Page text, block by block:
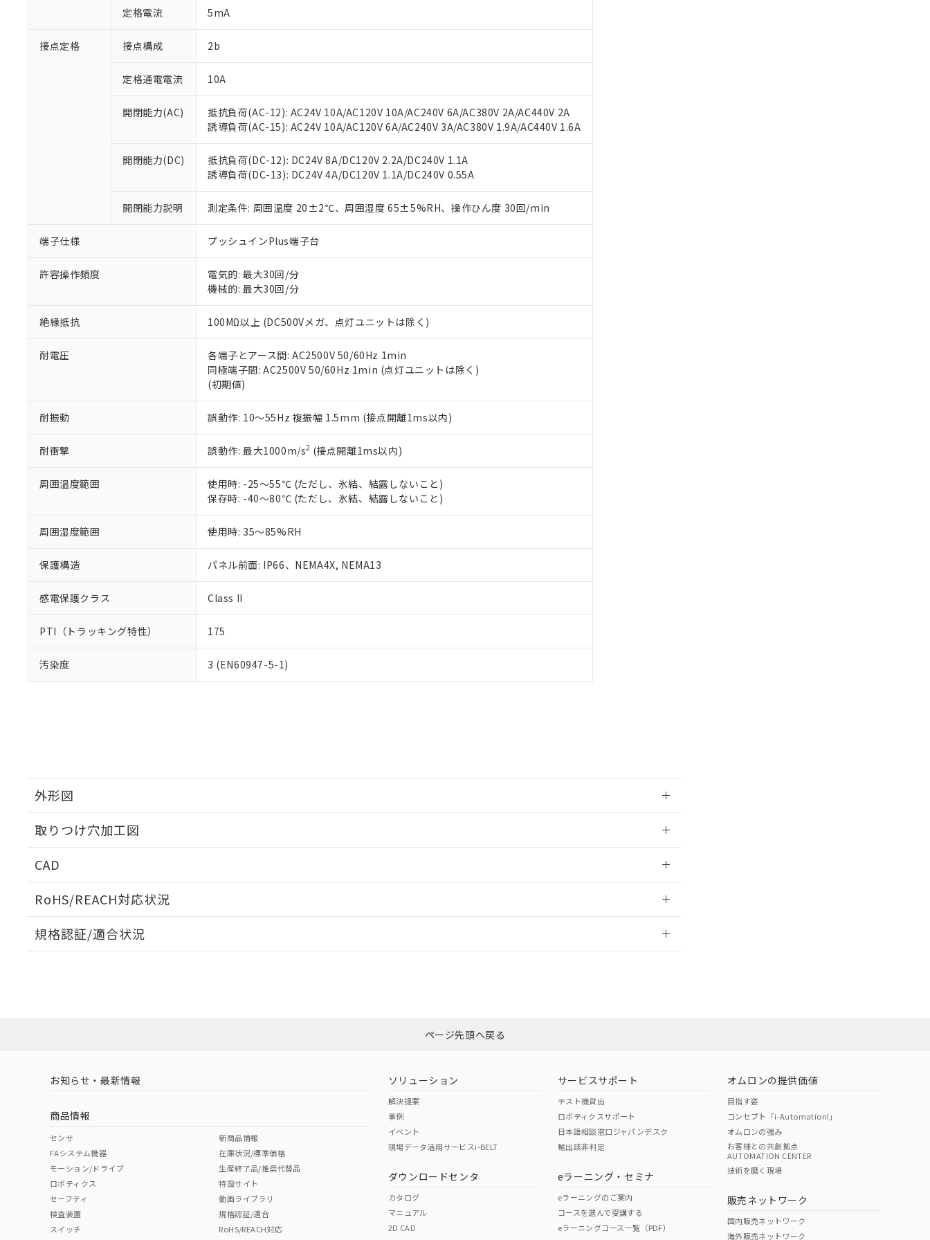
定格電流 5mA
接点定格 接点構成 2b
定格通電電流 10A
開閉能力(AC)
抵抗負荷(AC-12): AC24V 10A/AC120V 10A/AC240V 6A/AC380V 2A/AC440V 2A
誘導負荷(AC-15): AC24V 10A/AC120V 6A/AC240V 3A/AC380V 1.9A/AC440V 1.6A
開閉能力(DC)
抵抗負荷(DC-12): DC24V 8A/DC120V 2.2A/DC240V 1.1A
誘導負荷(DC-13): DC24V 4A/DC120V 1.1A/DC240V 0.55A
開閉能力説明 測定条件: 周囲温度 20±2℃、周囲湿度 65±5%RH、操作ひん度 30回/min
端子仕様 プッシュインPlus端子台
許容操作頻度
電気的: 最大30回/分
機械的: 最大30回/分
絶縁抵抗 100MΩ以上 (DC500Vメガ、点灯ユニットは除く)
耐電圧
各端子とアース間: AC2500V 50/60Hz 1min
同極端子間: AC2500V 50/60Hz 1min (点灯ユニットは除く)
(初期値)
耐振動 誤動作: 10～55Hz 複振幅 1.5mm (接点開離1ms以内)
耐衝撃 誤動作: 最大1000m/s2 (接点開離1ms以内)
周囲温度範囲
使用時: -25～55℃ (ただし、氷結、結露しないこと)
保存時: -40～80℃ (ただし、氷結、結露しないこと)
周囲湿度範囲 使用時: 35～85%RH
保護構造 パネル前面: IP66、NEMA4X, NEMA13
感電保護クラス Class II
PTI（トラッキング特性） 175
汚染度 3 (EN60947-5-1)
外形図
取りつけ穴加工図
CAD
RoHS/REACH対応状況
EU RoHS 注意事項・凡例
ダウンロードはこちら
中国 RoHS 注意事項・凡例
中国 RoHS表
Pb Hg Cr(VI)
O O
規格認証/適合状況
い。
正式な納期状況および標準価格はお客様のお取引先、またはお客様担当のオムロン制御機器販売店・
当社販売員にご相談ください。
オムロン制御機器販売店や当社販売拠点は「販売ネットワーク
」をご確認ください。
在庫状況および標準価格結果を当社の事前の承諾なく第三者に漏洩または開示しないようお願いしま
す。
マイパーツ機能（部品リスト作成サービス）をご利用いただくには、I-Webメンバーズにご登録され
お客様が当ウェブサイト上で当社にご登録された部品リストについて、当社および当社の共同利用者
が、当社の製品・サービスに関するお客様との取引・商談に必要な範囲で利用することをご了承くだ
さい。
※当社の共同利用者とは、"個人情報の共同利用に関して"
の「1.共同利用者の範囲」に記載されて
いる法人を指します。
但し、RoHS指令で産業用監視および制御機器に対する適用除外項目は除く。
※2 対応予定月
部品在庫の切り替え状況などにより、予定月が前後することがあります。
※3 非含有証明書ダウンロード
下記の非含有証明書をダウンロードすることができます。
EU RoHS指令（10物質）の非含有証明書
51物質の非含有証明書（当社基準）
※本証明書は発行日時点で非含有を証明するもので、過去に遡って非含有を証明するものではありません。
また、RoHS指令のフタル酸エステル類４物質の対応では、対応完了までの期間は出荷製品に未対応品が
混在することから備考欄に対応日を記載しておりました。
り割愛しております。
「○」：最大均質材料含有率が中国RoHSの基準値以下であることを示します。
「×」：最大均質材料含有率が中国RoHSの基準値を超えていることを示します。
*中国RoHS10物質の基準値 (GB/T26572)：
Pb(鉛) :1000ppm、 Hg(水銀) : 1000ppm、 Cd(カドミウム) : 100ppm、
Cr(Ⅵ)(六価クロム) : 1000ppm、 PBBs(ポリ臭化ビフェニル類) : 1000ppm、 PBDEs(ポリ臭化ジフェニルエーテル類) : 1000ppm、
DBP(フタル酸ジブチル) : 1000ppm、 DIBP(フタル酸ジイソブチル) : 1000ppm、 BBP(フタル酸ブチルベンジル) : 1000ppm、
DEHP(フタル酸ビス(2-エチルヘキシル)) : 1000ppm
※2 環境保護使用期限
「ｅ」：有害物質（10物質）のすべてが基準値以下であることを示します。
「10」：通常の使用状況下において有害物質が外部に漏えいし、環境に深刻な影響を及ぼさない年数を意
味します。
当社は、これら貴社製品のうち、外国為替および外国貿易法に定める商品（以下｢規制貨物等」とい
当社は貴社製品を、核兵器、ミサイル、化学兵器、生物兵器またはその他武器並びにこれらの製造装
置等に一切使用いたしません。
当社は、貴社製品を第三者に販売する場合は、上記1、2および3の内容を当該第三者に通知します。
また当社は、販売先および販売に係わる関係者が違法に輸出するおそれがある場合は、取り引きをい
たしません。
号
○ 一定数以上の在庫あり
△ 一定数には満たないが在庫あり
－
在庫なし(最新の在庫状況については、お客様のお取引先、またはお客様担当のオムロン制御
機器販売店・当社販売員にご確認ください)
空
白
受注生産機種、また在庫状況の情報を公開していない機種
ページ先頭へ戻る
お知らせ・最新情報
商品情報
センサ
FAシステム機器
モーション/ドライブ
ロボティクス
セーフティ
検査装置
スイッチ
新商品情報
在庫状況/標準価格
生産終了品/推奨代替品
特設サイト
動画ライブラリ
規格認証/適合
RoHS/REACH対応
ソリューション
解決提案
事例
イベント
現場データ活用サービスi-BELT
ダウンロードセンタ
カタログ
マニュアル
2D CAD
サービスサポート
テスト機貸出
ロボティクスサポート
日本語相談窓口ジャパンデスク
輸出該非判定
eラーニング・セミナ
eラーニングのご案内
コースを選んで受講する
eラーニングコース一覧（PDF）
オムロンの提供価値
目指す姿
コンセプト「i-Automation!」
オムロンの強み
お客様との共創拠点
AUTOMATION CENTER
技術を磨く現場
販売ネットワーク
国内販売ネットワーク
海外販売ネットワーク